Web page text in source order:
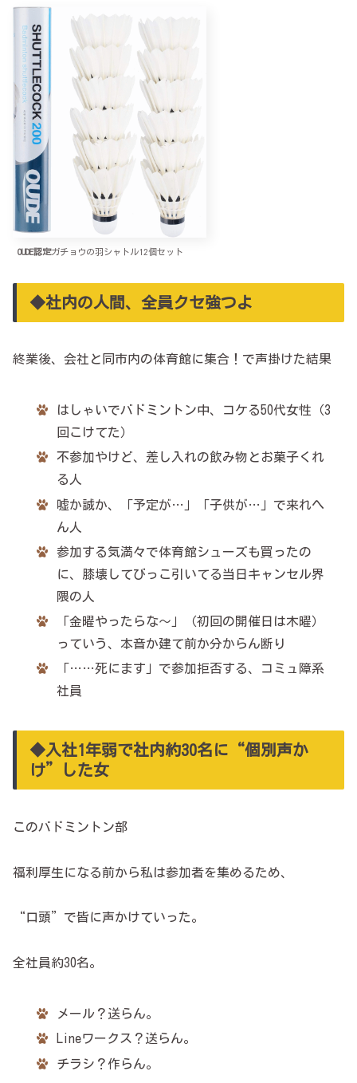
OUDE認定ガチョウの羽シャトル12個セット
◆社内の人間、全員クセ強つよ
終業後、会社と同市内の体育館に集合！で声掛けた結果
はしゃいでバドミントン中、コケる50代女性（3
回こけてた）
不参加やけど、差し入れの飲み物とお菓子くれ
る人
嘘か誠か、「予定が…」「子供が…」で来れへ
ん人
参加する気満々で体育館シューズも買ったの
に、膝壊してびっこ引いてる当日キャンセル界
隈の人
「金曜やったらな～」（初回の開催日は木曜）
っていう、本音か建て前か分からん断り
「……死にます」で参加拒否する、コミュ障系
社員
◆入社1年弱で社内約30名に“個別声か
け”した女
このバドミントン部
福利厚生になる前から私は参加者を集めるため、
“口頭”で皆に声かけていった。
全社員約30名。
メール？送らん。
Lineワークス？送らん。
チラシ？作らん。